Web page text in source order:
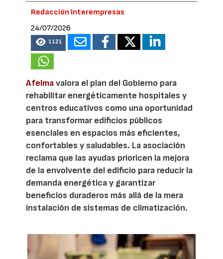
Redacción Interempresas
24/07/2026
1121
Afelmavalora el plan del Gobierno para
rehabilitar energéticamente hospitales y
centros educativos como una oportunidad
para transformar edificios públicos
esenciales en espacios más eficientes,
confortables y saludables. La asociación
reclama que las ayudas prioricen la mejora
de la envolvente del edificio para reducir la
demanda energética y garantizar
beneficios duraderos más allá de la mera
instalación de sistemas de climatización.